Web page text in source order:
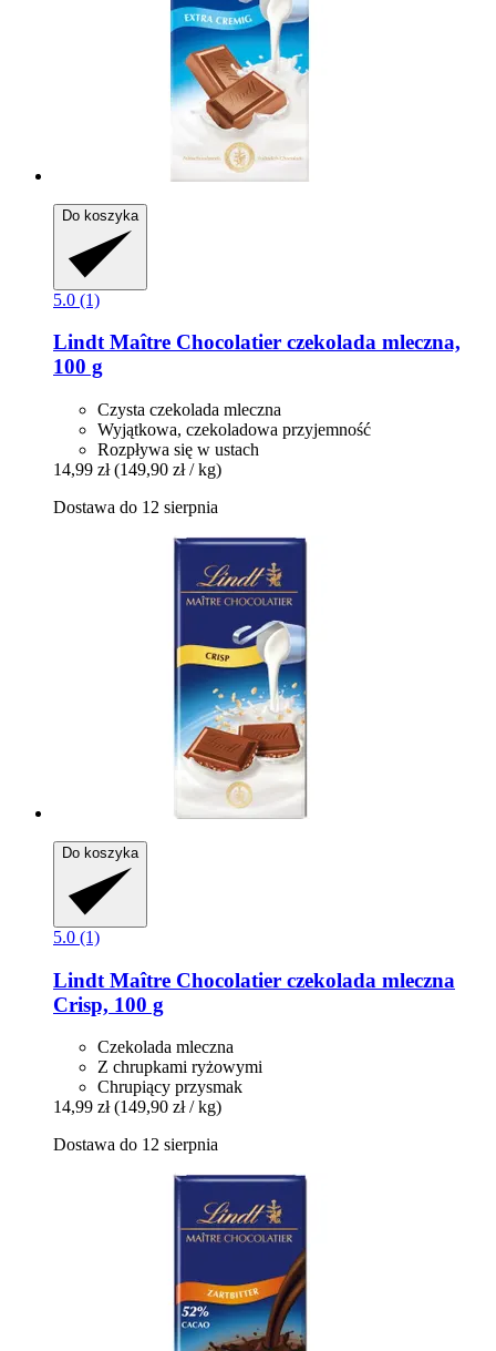
Do koszyka
5.0 (1)
LindtMaître Chocolatier czekolada mleczna,
100 g
Czysta czekolada mleczna
Wyjątkowa, czekoladowa przyjemność
Rozpływa się w ustach
14,99 zł (149,90 zł / kg)
Dostawa do 12 sierpnia
Do koszyka
5.0 (1)
Lindt Maître Chocolatier czekolada mleczna
Crisp, 100 g
Czekolada mleczna
Z chrupkami ryżowymi
Chrupiący przysmak
14,99 zł (149,90 zł / kg)
Dostawa do 12 sierpnia